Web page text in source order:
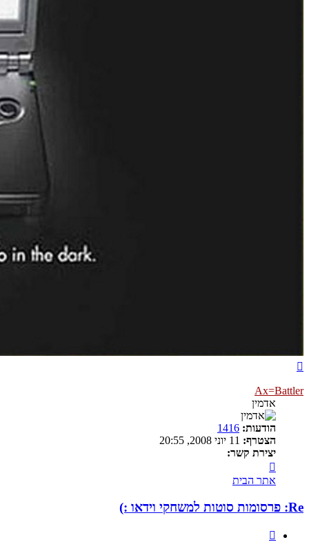
Ax=Battler
אדמין
הודעות: 1416
הצטרף:
יצירת קשר:
קשר
עם
Ax=Battler
אתר הבית
Re: פרסומות סוטות למשחקי וידאו :)